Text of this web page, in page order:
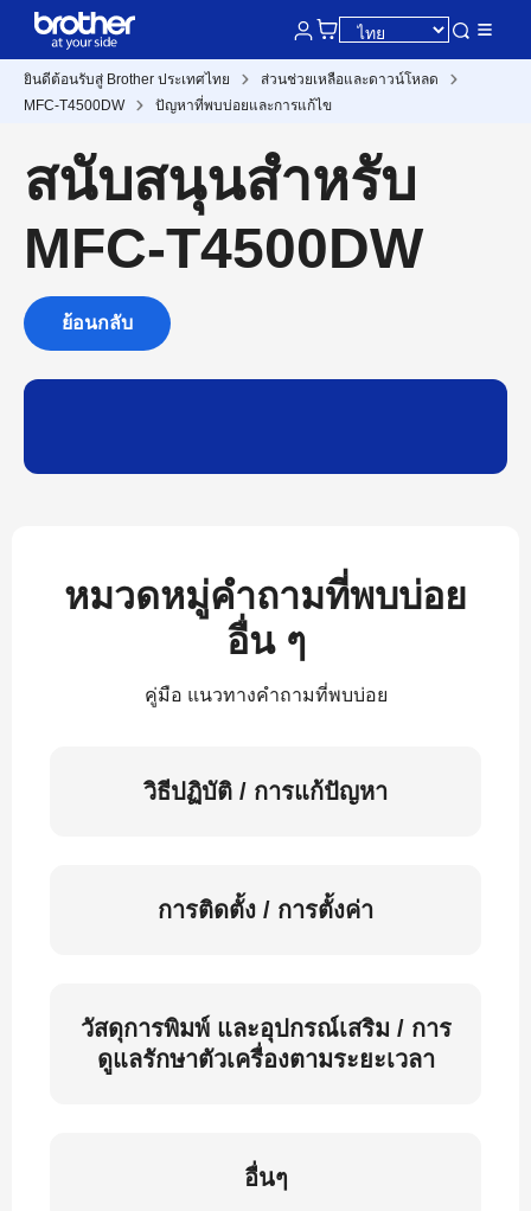
ยินดีต้อนรับสู่ Brother ประเทศไทย
ส่วนช่วยเหลือและดาวน์โหลด
MFC-T4500DW
ปัญหาที่พบบ่อยและการแก้ไข
สนับสนุนสำหรับ
MFC-T4500DW
ย้อนกลับ
หมวดหมู่คำถามที่พบบ่อย
อื่น ๆ
คู่มือ แนวทางคำถามที่พบบ่อย
วิธีปฏิบัติ / การแก้ปัญหา
การติดตั้ง / การตั้งค่า
วัสดุการพิมพ์ และอุปกรณ์เสริม / การ
ดูแลรักษาตัวเครื่องตามระยะเวลา
อื่นๆ